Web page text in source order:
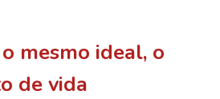
mesmo ideal, o
de vida